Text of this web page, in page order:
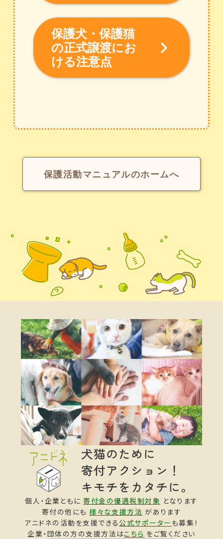
保護犬・保護猫
の正式譲渡にお
ける注意点
保護活動マニュアルのホームへ
個人・企業ともに寄付金の優遇税制対象 となります
寄付の他にも 様々な支援方法 があります
アニドネの活動を支援できる 公式サポーター も募集！
企業・団体の方の支援方法はこちら をご覧ください